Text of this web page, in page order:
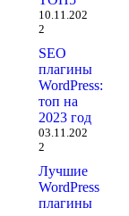
10.11.202
2
SEO
плагины
WordPress:
топ на
2023 год
03.11.202
2
Лучшие
WordPress
плагины